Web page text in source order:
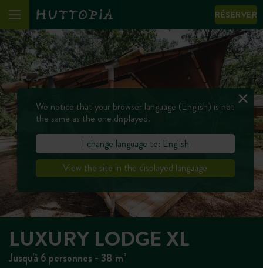
RÉSERVER
LUXURY LODGE XL
Jusqu'à 6 personnes - 38 m²
We notice that your browser language (English) is not
the same as the one displayed.
I change language to: English
View the site in the displayed language